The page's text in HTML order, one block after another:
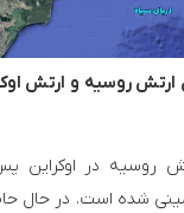
ارتش روسیه و
روسیه در
زمینی شده است. در